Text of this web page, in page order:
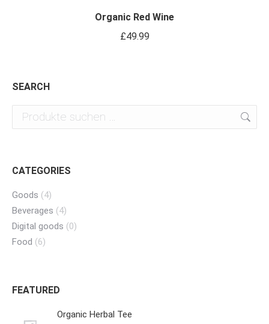
Organic Red Wine
£49.99
SEARCH
CATEGORIES
Goods (4)
Beverages (4)
Digital goods (0)
Food (6)
FEATURED
Organic Herbal Tee